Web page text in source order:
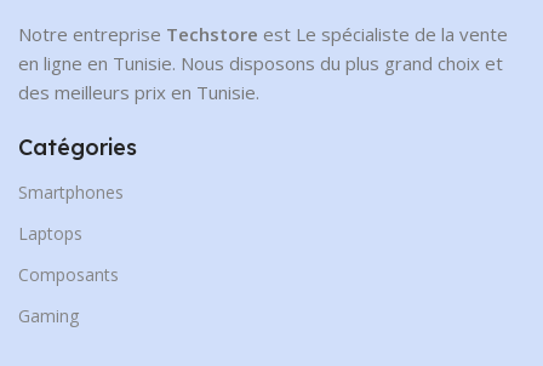
Notre entreprise Techstore est Le spécialiste de la vente
en ligne en Tunisie. Nous disposons du plus grand choix et
des meilleurs prix en Tunisie.
Catégories
Smartphones
Laptops
Composants
Gaming